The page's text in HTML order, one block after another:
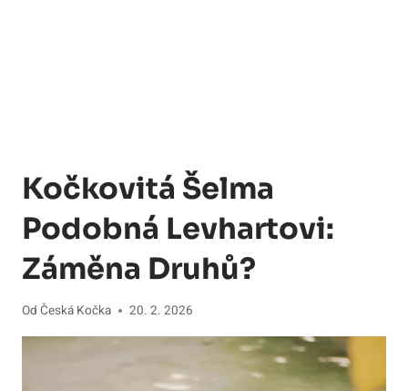
Kočkovitá Šelma
Podobná Levhartovi:
Záměna Druhů?
Od Česká Kočka 20. 2. 2026